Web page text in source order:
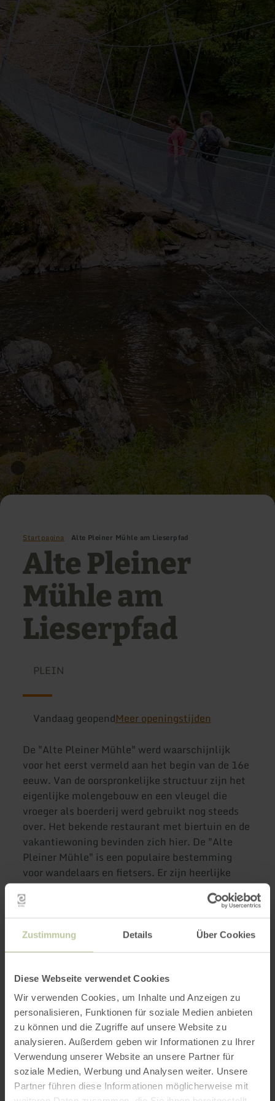
Zustimmung Details Über Cookies
Diese Webseite verwendet Cookies
Wir verwenden Cookies, um Inhalte und Anzeigen zu
personalisieren, Funktionen für soziale Medien anbieten
zu können und die Zugriffe auf unsere Website zu
analysieren. Außerdem geben wir Informationen zu Ihrer
Verwendung unserer Website an unsere Partner für
soziale Medien, Werbung und Analysen weiter. Unsere
Partner führen diese Informationen möglicherweise mit
Startpagina Alte Pleiner Mühle am Lieserpfad
Alte Pleiner
Mühle am
Lieserpfad
PLEIN
Vandaag geopendMeer openingstijden
De "Alte Pleiner Mühle" werd waarschijnlijk
voor het eerst vermeld aan het begin van de 16e
eeuw. Van de oorspronkelijke structuur zijn het
eigenlijke molengebouw en een vleugel die
vroeger als boerderij werd gebruikt nog steeds
over. Het bekende restaurant met biertuin en de
vakantiewoning bevinden zich hier. De "Alte
Pleiner Mühle" is een populaire bestemming
voor wandelaars en fietsers. Er zijn heerlijke
taarten, knapperige grote en kleine lekkernijen
en heerlijk verfrissende drankjes direct aan de
oever van de Lieser. Een warm welkom!
Meer informatie
Openingstijden
Kenmerken / bijzonderheden